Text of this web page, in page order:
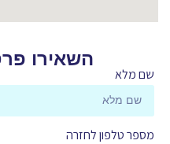
השאירו
שם מלא
מספר טלפון לחזרה